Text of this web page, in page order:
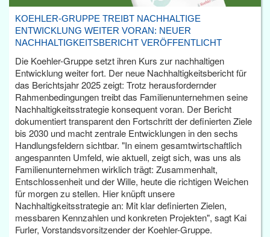
KOEHLER-GRUPPE TREIBT NACHHALTIGE
ENTWICKLUNG WEITER VORAN: NEUER
NACHHALTIGKEITSBERICHT VERÖFFENTLICHT
Die Koehler-Gruppe setzt ihren Kurs zur nachhaltigen
Entwicklung weiter fort. Der neue Nachhaltigkeitsbericht für
das Berichtsjahr 2025 zeigt: Trotz herausfordernder
Rahmenbedingungen treibt das Familienunternehmen seine
Nachhaltigkeitsstrategie konsequent voran. Der Bericht
dokumentiert transparent den Fortschritt der definierten Ziele
bis 2030 und macht zentrale Entwicklungen in den sechs
Handlungsfeldern sichtbar. "In einem gesamtwirtschaftlich
angespannten Umfeld, wie aktuell, zeigt sich, was uns als
Familienunternehmen wirklich trägt: Zusammenhalt,
Entschlossenheit und der Wille, heute die richtigen Weichen
für morgen zu stellen. Hier knüpft unsere
Nachhaltigkeitsstrategie an: Mit klar definierten Zielen,
messbaren Kennzahlen und konkreten Projekten", sagt Kai
Furler, Vorstandsvorsitzender der Koehler-Gruppe.